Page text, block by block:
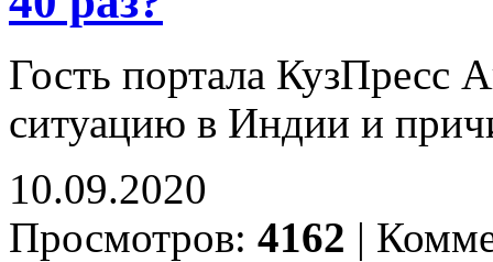
Гость портала КузПресс
ситуацию в Индии и
10.09.2020
Просмотров: 4162 |